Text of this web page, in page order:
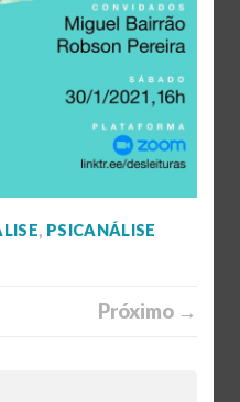
, PSICANÁLISE
Próximo →